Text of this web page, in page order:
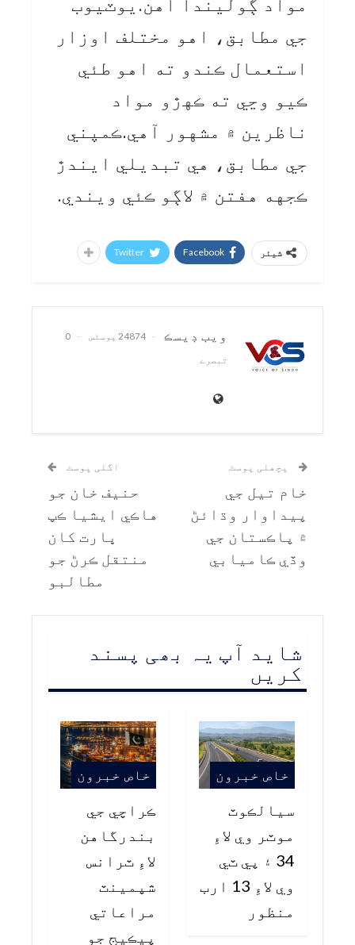
مواد ڳوليندا آهن.يوٽيوب
جي مطابق، اهو مختلف اوزار
استعمال ڪندو ته اهو طئي
ڪيو وڃي ته ڪهڙو مواد
ناظرین ۾ مشهور آهي.ڪمپني
جي مطابق، هي تبديلي ايندڙ
ڪجهه هفتن ۾ لاڳو ڪئي ويندي.
شیئر Facebook
Twitter
ويب ڊيسڪ 24874 پوسٹس
0
تبصرے
پچھلی پوسٹ
خام تيل جي
پيداوار وڌائڻ
۾ پاڪستان جي
وڏي ڪاميابي
اگلی پوسٹ
حنيف خان جو
هاڪي ايشيا ڪپ
ڀارت کان
منتقل ڪرڻ جو
مطالبو
شاید آپ یہ بھی پسند
کریں
خاص خبرون
سيالڪوٽ
موٽر وي لاءِ
34 ۽ پي ٽي
وي لاءِ 13 ارب
منظور
خاص خبرون
ڪراچي جي
بندرگاهن
لاءِ ٽرانس
شپمينٽ
مراعاتي
پيڪيج جو